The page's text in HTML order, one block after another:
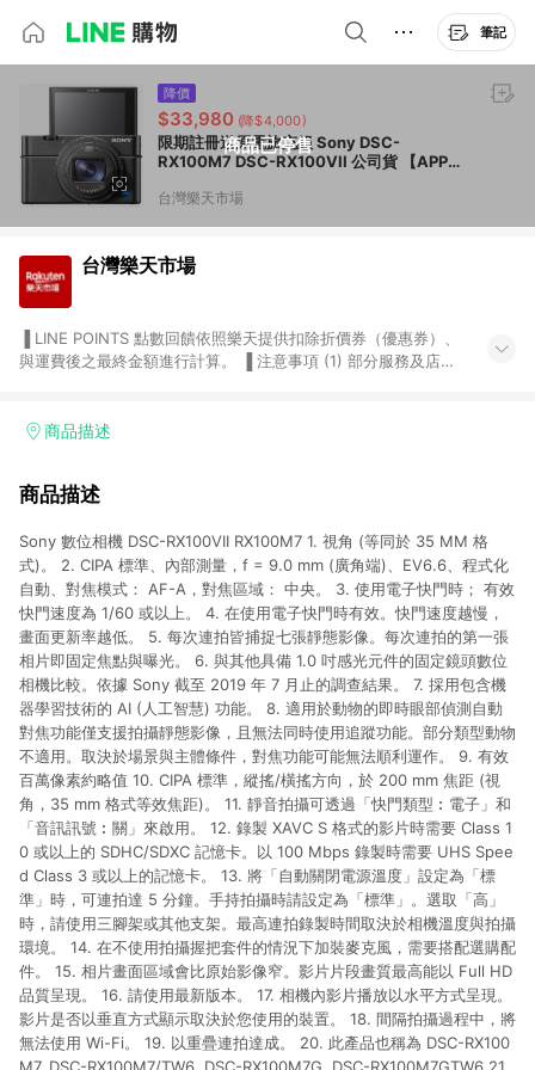
筆記
商品已停售
降價
$33,980 (降$4,000)
限期註冊送原電旅充組 Sony DSC-
RX100M7 DSC-RX100VII 公司貨 【APP下
台灣樂天市場
台灣樂天市場
與運費後之最終金額進行計算。 ▐ 注意事項 (1) 部分服務及店家
Smart mobile、神腦生活、JS巨盛、樂天KOBO電子書，請詳閱
台灣樂天市場，並在同一瀏覽器於24小時內結帳，才享有 LINE
市場 45 天內完成訂單出貨及結帳，則不符合贈點資格。 (4) 如
使用APP、或中途瀏覽比價網、回饋網、Google等其他網頁、或
由網頁版(電腦版/手機版網頁)切換為App都將會造成追蹤中斷而
無法進行 LINE POINTS 回饋。 (5) LINE 購物為購物資訊整合性
平台，商品資料更新會有時間差，如顯示之商品規格、顏色、價
位、贈品與台灣樂天市場銷售網頁不符，以銷售網頁標示為準。
(6) 導購訂單已逾 365 天，根據台灣樂天回饋規定，逾期訂單將
不符合回饋資格。 (7) 若上述或其他原因，致使消費者無接收到
點數回饋或點數回饋有爭議，台灣樂天市場保有更改條款與法律
追訴之權利，活動詳情以樂天市場網站公告為準。
商品描述
商品描述
Sony 數位相機 DSC-RX100VII RX100M7 1. 視角 (等同於 35 MM 格
式)。 2. CIPA 標準、內部測量，f = 9.0 mm (廣角端)、EV6.6、程式化
自動、對焦模式： AF-A，對焦區域： 中央。 3. 使用電子快門時； 有效
快門速度為 1/60 或以上。 4. 在使用電子快門時有效。快門速度越慢，
畫面更新率越低。 5. 每次連拍皆捕捉七張靜態影像。每次連拍的第一張
相片即固定焦點與曝光。 6. 與其他具備 1.0 吋感光元件的固定鏡頭數位
相機比較。依據 Sony 截至 2019 年 7 月止的調查結果。 7. 採用包含機
器學習技術的 AI (人工智慧) 功能。 8. 適用於動物的即時眼部偵測自動
對焦功能僅支援拍攝靜態影像，且無法同時使用追蹤功能。部分類型動物
不適用。取決於場景與主體條件，對焦功能可能無法順利運作。 9. 有效
百萬像素約略值 10. CIPA 標準，縱搖/橫搖方向，於 200 mm 焦距 (視
角，35 mm 格式等效焦距)。 11. 靜音拍攝可透過「快門類型︰電子」和
「音訊訊號︰關」來啟用。 12. 錄製 XAVC S 格式的影片時需要 Class 1
0 或以上的 SDHC/SDXC 記憶卡。以 100 Mbps 錄製時需要 UHS Spee
d Class 3 或以上的記憶卡。 13. 將「自動關閉電源溫度」設定為「標
準」時，可連拍達 5 分鐘。手持拍攝時請設定為「標準」。選取「高」
時，請使用三腳架或其他支架。最高連拍錄製時間取決於相機溫度與拍攝
環境。 14. 在不使用拍攝握把套件的情況下加裝麥克風，需要搭配選購配
件。 15. 相片畫面區域會比原始影像窄。影片片段畫質最高能以 Full HD
品質呈現。 16. 請使用最新版本。 17. 相機內影片播放以水平方式呈現。
影片是否以垂直方式顯示取決於您使用的裝置。 18. 間隔拍攝過程中，將
無法使用 Wi-Fi。 19. 以重疊連拍達成。 20. 此產品也稱為 DSC-RX100